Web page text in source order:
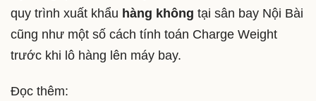
quy trình xuất khẩu hàng không tại sân bay Nội Bài
cũng như một số cách tính toán Charge Weight
trước khi lô hàng lên máy bay.
Đọc thêm: